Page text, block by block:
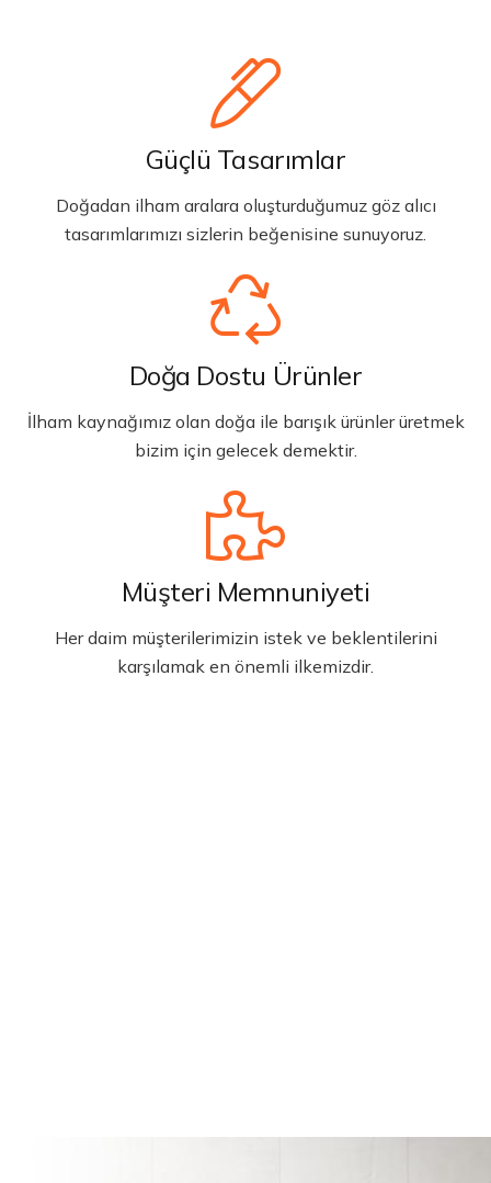
Güçlü Tasarımlar
Doğadan ilham aralara oluşturduğumuz göz alıcı
tasarımlarımızı sizlerin beğenisine sunuyoruz.
Doğa Dostu Ürünler
İlham kaynağımız olan doğa ile barışık ürünler üretmek
bizim için gelecek demektir.
Müşteri Memnuniyeti
Her daim müşterilerimizin istek ve beklentilerini
karşılamak en önemli ilkemizdir.